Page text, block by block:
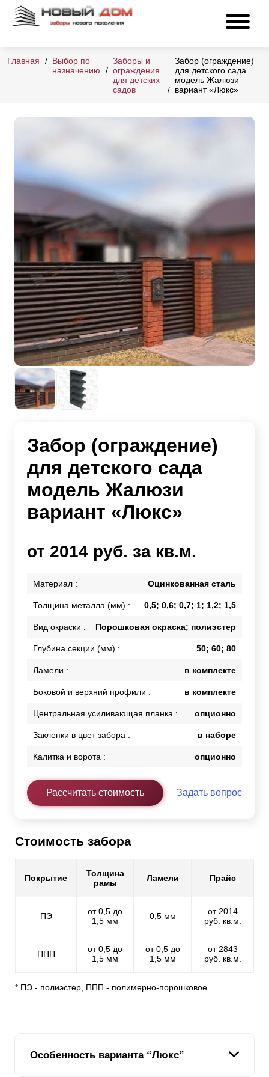
Главная
Выбор по
назначению
Заборы и
ограждения
для детских
садов
Забор (ограждение)
для детского сада
модель Жалюзи
вариант «Люкс»
Забор (ограждение)
для детского сада
модель Жалюзи
вариант «Люкс»
от 2014 руб. за кв.м.
Материал : Оцинкованная сталь
Толщина металла (мм) : 0,5; 0,6; 0,7; 1; 1,2; 1,5
Вид окраски : Порошковая окраска; полиэстер
Глубина секции (мм) : 50; 60; 80
Ламели : в комплекте
Боковой и верхний профили : в комплекте
Центральная усиливающая планка : опционно
Заклепки в цвет забора : в наборе
Калитка и ворота : опционно
Рассчитать стоимость Задать вопрос
Стоимость забора
Покрытие
Толщина
рамы
Ламели Прайс
ПЭ
от 0,5 до
1,5 мм
0,5 мм
от 2014
руб. кв.м.
ППП
от 0,5 до
1,5 мм
от 0,5 до
1,5 мм
от 2843
руб. кв.м.
* ПЭ - полиэстер, ППП - полимерно-порошковое
Особенность варианта “Люкс”